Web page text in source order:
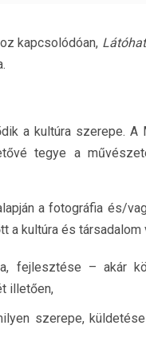
kapcsolódóan,
a kultúra szerepe. A
tegye a
a fotográfia és/
a kultúra és társadalom
fejlesztése – akár
illetően,
szerepe,